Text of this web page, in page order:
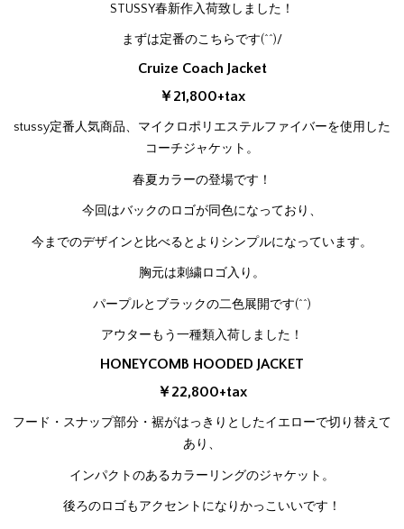
STUSSY春新作入荷致しました！
まずは定番のこちらです(^^)/
Cruize Coach Jacket
￥21,800+tax
stussy定番人気商品、マイクロポリエステルファイバーを使用した
コーチジャケット。
春夏カラーの登場です！
今回はバックのロゴが同色になっており、
今までのデザインと比べるとよりシンプルになっています。
胸元は刺繍ロゴ入り。
パープルとブラックの二色展開です(^^)
アウターもう一種類入荷しました！
HONEYCOMB HOODED JACKET
￥22,800+tax
フード・スナップ部分・裾がはっきりとしたイエローで切り替えて
あり、
インパクトのあるカラーリングのジャケット。
後ろのロゴもアクセントになりかっこいいです！